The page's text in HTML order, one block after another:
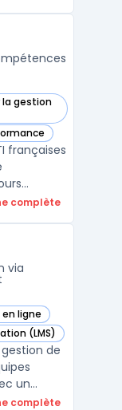
les
la gestion
françaises
de leurs
complète
via
en ligne
(LMS)
de
un
complète